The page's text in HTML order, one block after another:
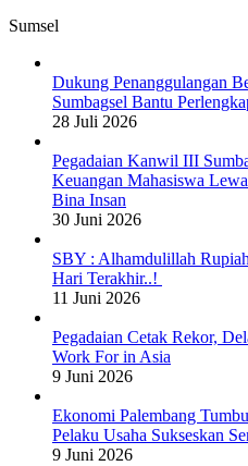
Sumsel
Dukung Penanggulangan
Sumbagsel Bantu
28 Juli 2026
Pegadaian Kanwil III
Keuangan Mahasiswa
Bina Insan
30 Juni 2026
SBY : Alhamdulillah
Hari Terakhir..!
11 Juni 2026
Pegadaian Cetak Rekor,
Work For in Asia
9 Juni 2026
Ekonomi Palembang
Pelaku Usaha Sukseskan
9 Juni 2026